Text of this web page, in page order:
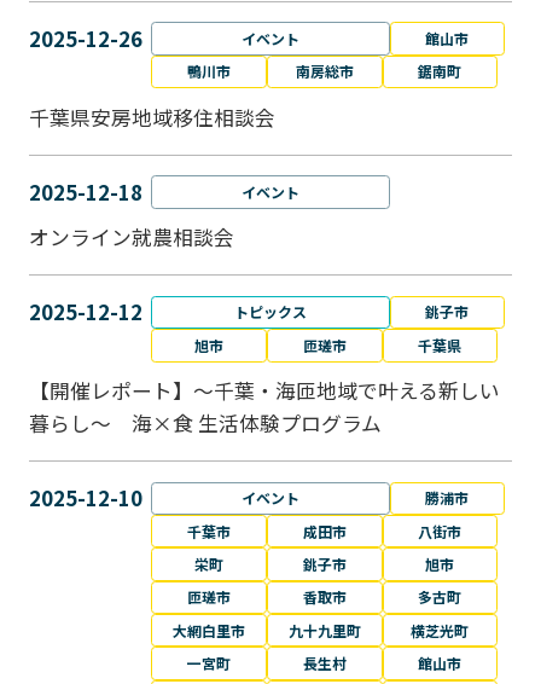
2025-12-26 イベント
館山市
鴨川市
南房総市 鋸南町
千葉県安房地域移住相談会
2025-12-18 イベント
オンライン就農相談会
2025-12-12 トピックス
銚子市
旭市
匝瑳市 千葉県
【開催レポート】～千葉・海匝地域で叶える新しい
暮らし～ 海×食 生活体験プログラム
2025-12-10 イベント
勝浦市
千葉市
成田市
八街市
栄町
銚子市
旭市
匝瑳市
香取市
多古町
大網白里市
九十九里町
横芝光町
一宮町
長生村
館山市